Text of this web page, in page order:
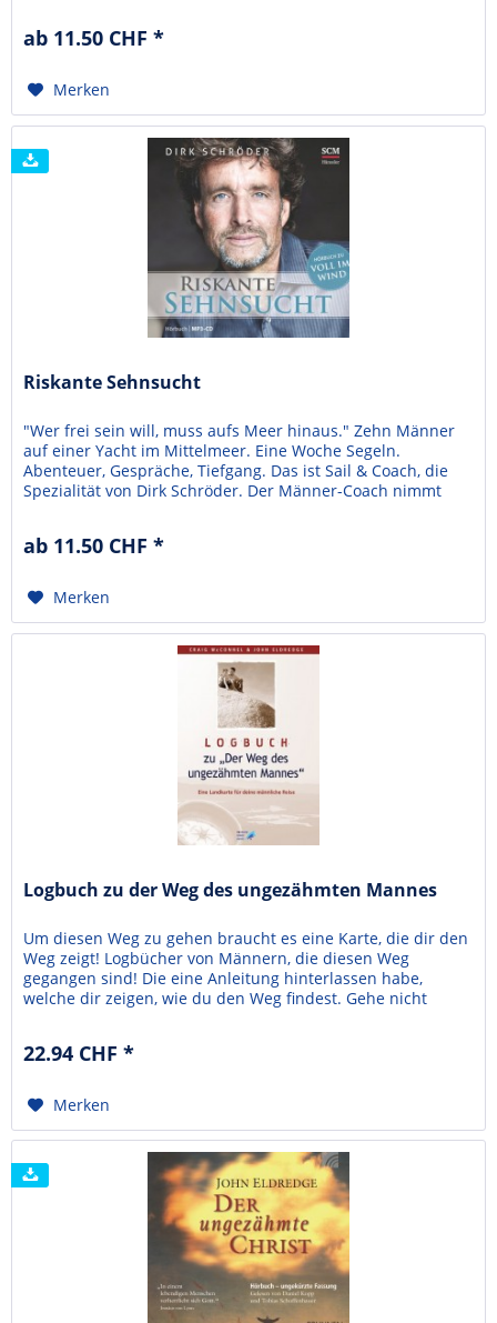
Dialogen mit den Gefährten erleben wir...
ab 11.50 CHF *
Merken
Riskante Sehnsucht
"Wer frei sein will, muss aufs Meer hinaus." Zehn Männer
auf einer Yacht im Mittelmeer. Eine Woche Segeln.
Abenteuer, Gespräche, Tiefgang. Das ist Sail & Coach, die
Spezialität von Dirk Schröder. Der Männer-Coach nimmt
Stärke als Mann? Was macht mich lebendig?...
ab 11.50 CHF *
Merken
Logbuch zu der Weg des ungezähmten Mannes
Um diesen Weg zu gehen braucht es eine Karte, die dir den
Weg zeigt! Logbücher von Männern, die diesen Weg
gegangen sind! Die eine Anleitung hinterlassen habe,
welche dir zeigen, wie du den Weg findest. Gehe nicht
ihr dieses Buch gemeinsam durcharbeitet. Mit...
22.94 CHF *
Merken